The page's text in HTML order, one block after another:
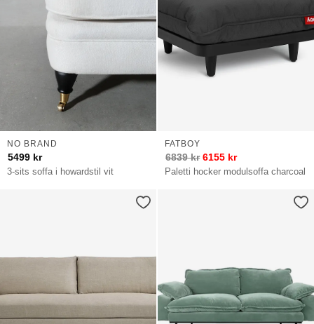
3-sits soffa i howardstil vit
NO BRAND
5499 kr
Paletti hocker modulsoffa charcoal
FATBOY
6839kr 6155 kr